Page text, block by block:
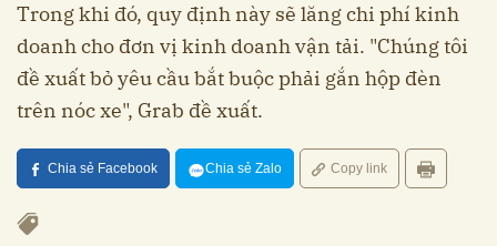
Trong khi đó, quy định này sẽ lăng chi phí kinh
doanh cho đơn vị kinh doanh vận tải. "Chúng tôi
đề xuất bỏ yêu cầu bắt buộc phải gắn hộp đèn
trên nóc xe", Grab đề xuất.
Chia sẻ Facebook Chia sẻ Zalo Copy link